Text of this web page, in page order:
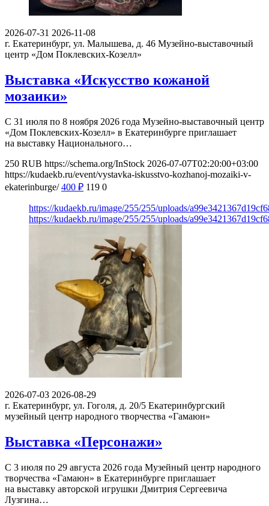
2026-07-31 2026-11-08
г. Екатеринбург, ул. Малышева, д. 46 Музейно-выставочный
центр «Дом Поклевских-Козелл»
Выставка «Искусство кожаной
мозаики»
С 31 июля по 8 ноября 2026 года Музейно-выставочный центр
«Дом Поклевских-Козелл» в Екатеринбурге приглашает
на выставку Национального…
250 RUB https://schema.org/InStock 2026-07-07T02:20:00+03:00
https://kudaekb.ru/event/vystavka-iskusstvo-kozhanoj-mozaiki-v-
ekaterinburge/ 400 ₽ 119 0
https://kudaekb.ru/image/255/255/uploads/
https://kudaekb.ru/image/255/255/uploads/
2026-07-03 2026-08-29
г. Екатеринбург, ул. Гоголя, д. 20/5 Екатеринбургский
музейный центр народного творчества «Гамаюн»
Выставка «Персонажи»
С 3 июля по 29 августа 2026 года Музейный центр народного
творчества «Гамаюн» в Екатеринбурге приглашает
на выставку авторской игрушки Дмитрия Сергеевича
Лузгина…